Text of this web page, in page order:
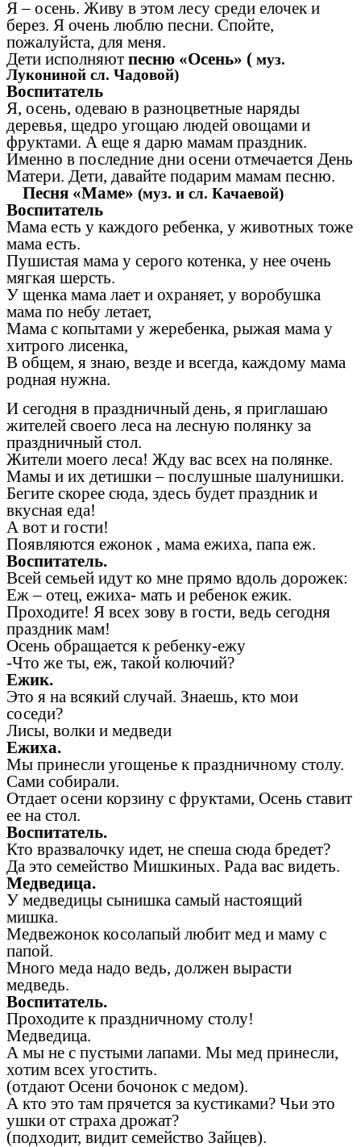
Я – осень. Живу в этом лесу среди елочек и
берез. Я очень люблю песни. Спойте,
пожалуйста, для меня.
Дети исполняют песню «Осень» ( муз.
Лукониной сл. Чадовой)
Воспитатель
Я, осень, одеваю в разноцветные наряды
деревья, щедро угощаю людей овощами и
фруктами. А еще я дарю мамам праздник.
Именно в последние дни осени отмечается День
Матери. Дети, давайте подарим мамам песню.
Песня «Маме» (муз. и сл. Качаевой)
Воспитатель
Мама есть у каждого ребенка, у животных тоже
мама есть.
Пушистая мама у серого котенка, у нее очень
мягкая шерсть.
У щенка мама лает и охраняет, у воробушка
мама по небу летает,
Мама с копытами у жеребенка, рыжая мама у
хитрого лисенка,
В общем, я знаю, везде и всегда, каждому мама
родная нужна.
И сегодня в праздничный день, я приглашаю
жителей своего леса на лесную полянку за
праздничный стол.
Жители моего леса! Жду вас всех на полянке.
Мамы и их детишки – послушные шалунишки.
Бегите скорее сюда, здесь будет праздник и
вкусная еда!
А вот и гости!
Появляются ежонок , мама ежиха, папа еж.
Воспитатель.
Всей семьей идут ко мне прямо вдоль дорожек:
Еж – отец, ежиха- мать и ребенок ежик.
Проходите! Я всех зову в гости, ведь сегодня
праздник мам!
Осень обращается к ребенку-ежу
-Что же ты, еж, такой колючий?
Ежик.
Это я на всякий случай. Знаешь, кто мои
соседи?
Лисы, волки и медведи
Ежиха.
Мы принесли угощенье к праздничному столу.
Сами собирали.
Отдает осени корзину с фруктами, Осень ставит
ее на стол.
Воспитатель.
Кто вразвалочку идет, не спеша сюда бредет?
Да это семейство Мишкиных. Рада вас видеть.
Медведица.
У медведицы сынишка самый настоящий
мишка.
Медвежонок косолапый любит мед и маму с
папой.
Много меда надо ведь, должен вырасти
медведь.
Воспитатель.
Проходите к праздничному столу!
Медведица.
А мы не с пустыми лапами. Мы мед принесли,
хотим всех угостить.
(отдают Осени бочонок с медом).
А кто это там прячется за кустиками? Чьи это
ушки от страха дрожат?
(подходит, видит семейство Зайцев).